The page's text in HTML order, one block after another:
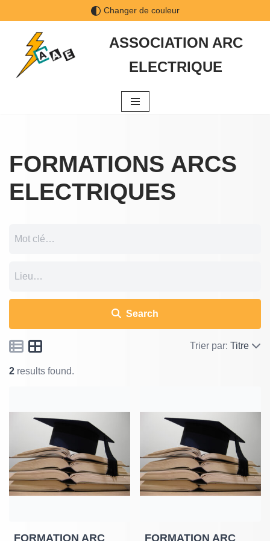
contenu
Changer de couleur
ASSOCIATION ARC
ELECTRIQUE
FORMATIONS ARCS
ELECTRIQUES
Search
Trier par: Titre
2 results found.
FORMATION ARC FORMATION ARC